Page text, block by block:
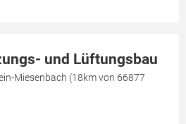
und Lüftungsbau
Miesenbach (18km von 66877